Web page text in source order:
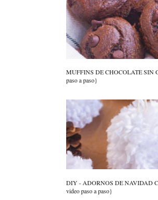
MUFFINS DE CHOCOLATE SIN
paso a paso}
DIY - ADORNOS DE NAVIDAD
video paso a paso}